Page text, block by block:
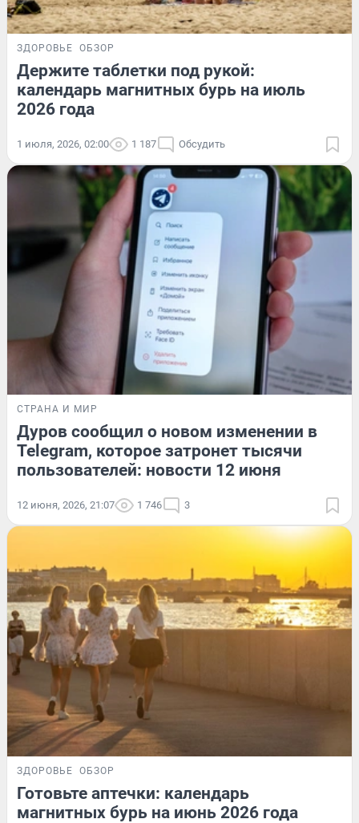
ЗДОРОВЬЕ ОБЗОР
Держите таблетки под рукой:
календарь магнитных бурь на июль
2026 года
1 июля, 2026, 02:00 1 187 Обсудить
СТРАНА И МИР
Дуров сообщил о новом изменении в
Telegram, которое затронет тысячи
пользователей: новости 12 июня
12 июня, 2026, 21:07 1 746 3
ЗДОРОВЬЕ ОБЗОР
Готовьте аптечки: календарь
магнитных бурь на июнь 2026 года